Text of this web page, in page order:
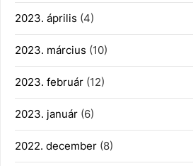
2023. április (4)
2023. március (10)
2023. február (12)
2023. január (6)
2022. december (8)